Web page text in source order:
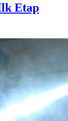
Etap